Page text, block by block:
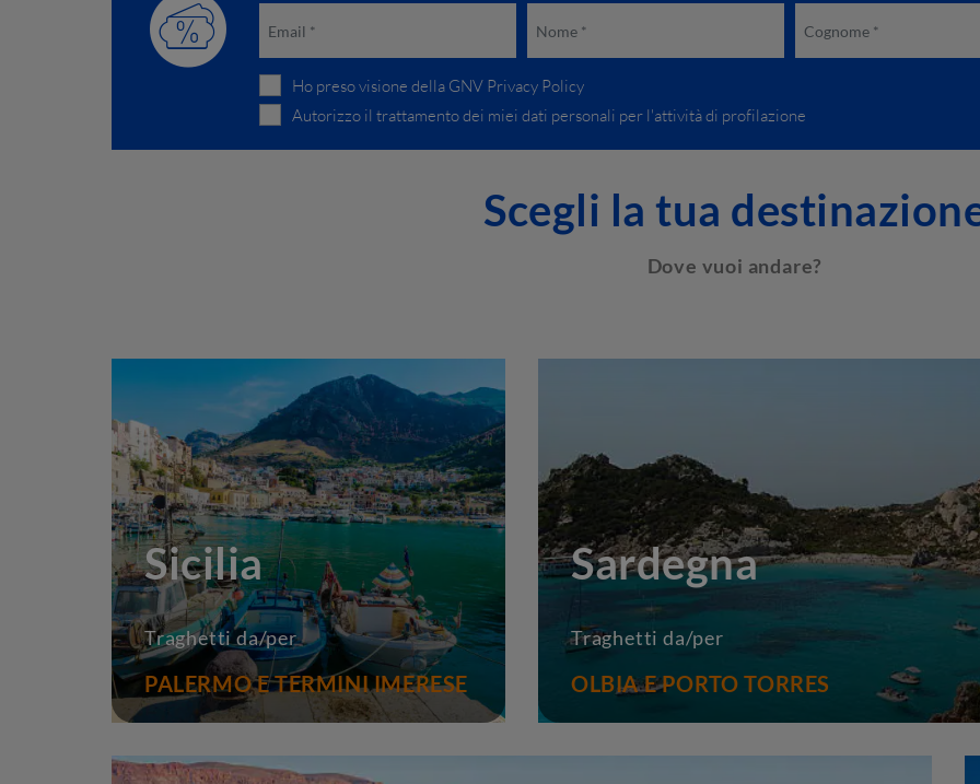
Ho preso visione della GNV Privacy Policy
Autorizzo il trattamento dei miei dati personali per l'attività di profilazione
Scegli la tua
Dove vuoi andare?
Sicilia
Traghetti da/per
PALERMO E TERMINI IMERESE
Sardegna
Traghetti da/per
OLBIA E PORTO TORRES